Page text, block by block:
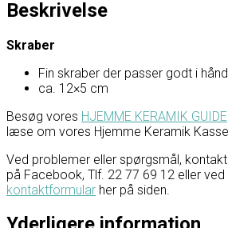
Beskrivelse
Skraber
Fin skraber der passer godt i
ca. 12×5 cm
Besøg vores HJEMME KERAMIK GUIDE
læse om vores Hjemme Keramik Kasse.
Ved problemer eller spørgsmål,
på Facebook, Tlf. 22 77 69 12 eller
kontaktformular her på siden.